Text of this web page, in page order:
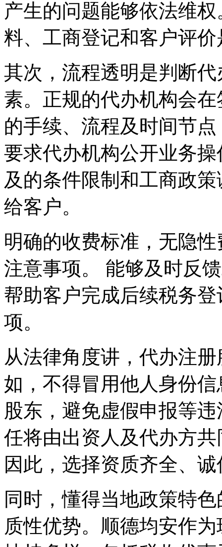
产生的问题能够依法维
料、工商登记和客户评
其次，流程透明是判断
素。正规的代办机构会
的手续、流程及时间节
要求代办机构公开业务
及的条件限制和工商政
给客户。
明确的收费标准，无隐
注意事项。 能够及时反
帮助客户完成后续税务
项。
从法律角度讲，代办注
如，不得冒用他人身份
股东，避免虚假申报等
任将由出资人及代办方
因此，选择资质齐全、
同时，懂得当地政策特
质性优势。顺德均安作